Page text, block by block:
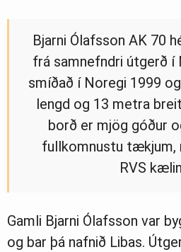
Bjarni Ólafsson AK 70
frá samnefndri útgerð í
smíðað í Noregi 1999
lengd og 13 metra
borð er mjög góður
fullkomnustu tækjum,
RVS
Gamli Bjarni Ólafsson var
og bar þá nafnið Libas.